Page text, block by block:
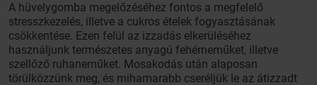
A hüvelygomba megelőzéséhez fontos a megfelelő
stresszkezelés, illetve a cukros ételek fogyasztásának
csökkentése. Ezen felül az izzadás elkerüléséhez
használjunk természetes anyagú fehérneműket, illetve
szellőző ruhaneműket. Mosakodás után alaposan
törülközzünk meg, és mihamarabb cseréljük le az átizzadt